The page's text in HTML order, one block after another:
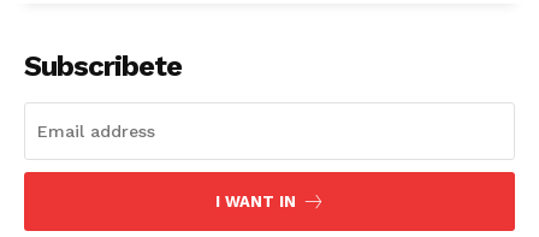
Subscribete
I WANT IN